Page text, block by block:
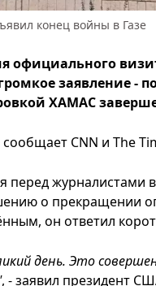
конец войны в Газе
официального
заявление -
ХАМАС
CNN и The
перед журналистами
о прекращении
он ответил
день. Это
, - заявил президент